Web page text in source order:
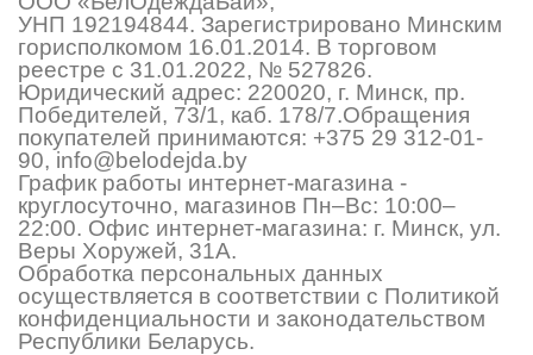
УНП 192194844. Зарегистрировано Минским
горисполкомом 16.01.2014. В торговом
реестре с 31.01.2022, № 527826.
Юридический адрес: 220020, г. Минск, пр.
Победителей, 73/1, каб. 178/7.Обращения
покупателей принимаются: +375 29 312-01-
90, info@belodejda.by
График работы интернет-магазина -
круглосуточно, магазинов Пн–Вс: 10:00–
22:00. Офис интернет-магазина: г. Минск, ул.
Веры Хоружей, 31А.
Обработка персональных данных
осуществляется в соответствии с Политикой
конфиденциальности и законодательством
Республики Беларусь.